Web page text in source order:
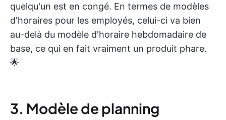
quelqu'un est en congé. En termes de modèles
d'horaires pour les employés, celui-ci va bien
au-delà du modèle d'horaire hebdomadaire de
base, ce qui en fait vraiment un produit phare.
🌟
3. Modèle de planning